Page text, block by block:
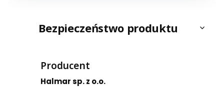
Bezpieczeństwo produktu
Producent
Halmar sp. z o.o.